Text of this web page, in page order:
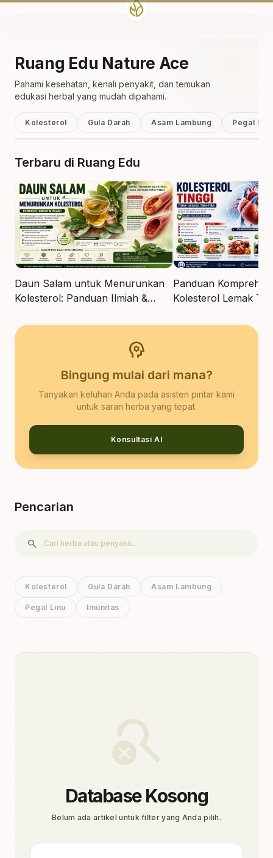
Ruang Edu Nature Ace
Pahami kesehatan, kenali penyakit, dan temukan
edukasi herbal yang mudah dipahami.
Kolesterol Gula Darah Asam Lambung Pegal Linu
Terbaru di Ruang Edu
Daun Salam untuk Menurunkan
Kolesterol: Panduan Ilmiah &
Panduan
Kolesterol Lemak
psychology
Bingung mulai dari mana?
Tanyakan keluhan Anda pada asisten pintar kami
untuk saran herba yang tepat.
Konsultasi AI
Pencarian
search
Kolesterol Gula Darah Asam Lambung
Pegal Linu Imunitas
search_off
Database Kosong
Belum ada artikel untuk filter yang Anda pilih.